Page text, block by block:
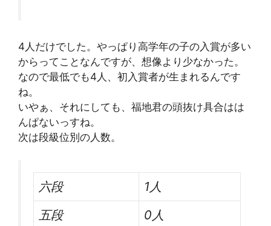
4人だけでした。やっぱり高学年の子の入賞が多い
からってことなんですが、想像より少なかった。
なので最低でも4人、初入賞者が生まれるんです
ね。
いやぁ、それにしても、福地君の頭抜け具合はは
んぱないっすね。
次は段級位別の人数。
六段
1人
五段
0人